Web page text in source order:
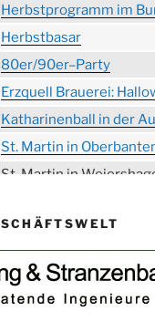
Herbstprogramm im
Herbstbasar
80er/90er–Party
Erzquell Brauerei:
Katharinenball in der
St. Martin in
St. Martin in
„DÜX“ im Burghaus
Proklamation der
Konzert Bielsteiner
Volkstrauertag am